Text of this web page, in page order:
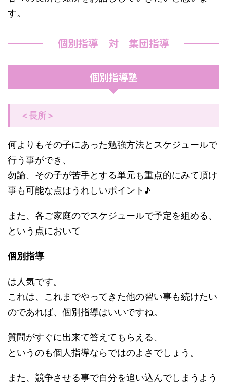
す。
個別指導 対 集団指導
個別指導塾
＜長所＞
何よりもその子にあった勉強方法とスケジュールで
行う事ができ、
勿論、その子が苦手とする単元も重点的にみて頂け
事も可能な点はうれしいポイント♪
また、各ご家庭のでスケジュールで予定を組める、
という点において
個別指導
は人気です。
これは、これまでやってきた他の習い事も続けたい
のであれば、個別指導はいいですね。
質問がすぐに出来て答えてもらえる、
というのも個人指導ならではのよさでしょう。
また、競争させる事で自分を追い込んでしまうよう